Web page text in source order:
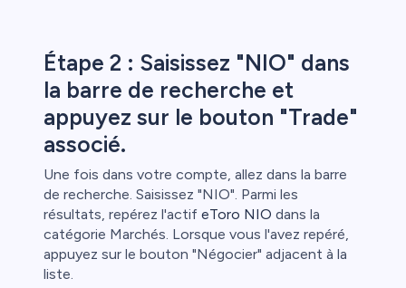
Étape 2 : Saisissez "NIO" dans
la barre de recherche et
appuyez sur le bouton "Trade"
associé.
Une fois dans votre compte, allez dans la barre
de recherche. Saisissez "NIO". Parmi les
résultats, repérez l'actif eToro NIO dans la
catégorie Marchés. Lorsque vous l'avez repéré,
appuyez sur le bouton "Négocier" adjacent à la
liste.